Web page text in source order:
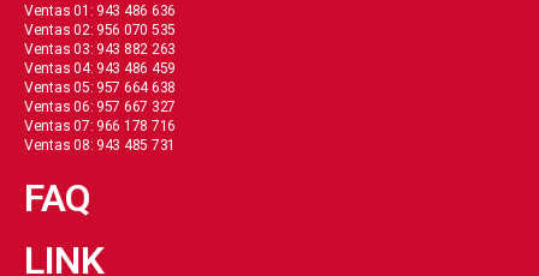
Ventas 01: 943 486 636
Ventas 02: 956 070 535
Ventas 03: 943 882 263
Ventas 04: 943 486 459
Ventas 05: 957 664 638
Ventas 06: 957 667 327
Ventas 07: 966 178 716
Ventas 08: 943 485 731
FAQ
LINK